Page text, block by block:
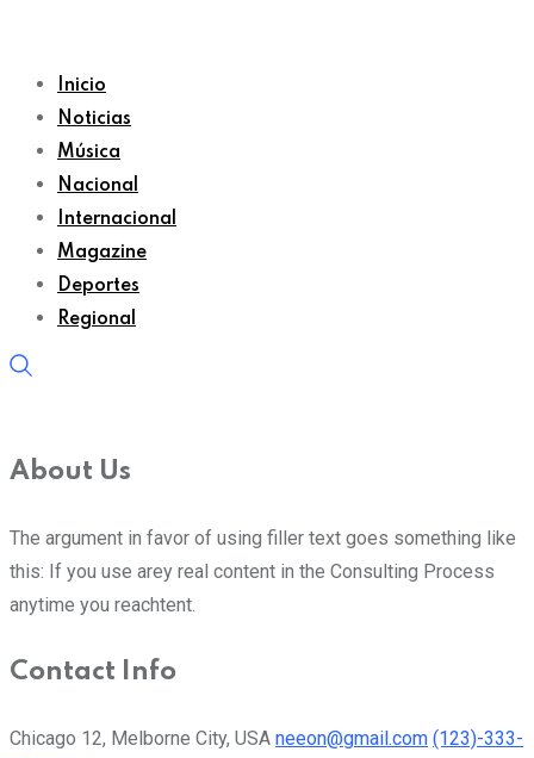
Inicio
Noticias
Música
Nacional
Internacional
Magazine
Deportes
Regional
About Us
The argument in favor of using filler text goes something like
this: If you use arey real content in the Consulting Process
anytime you reachtent.
Contact Info
Chicago 12, Melborne City, USA neeon@gmail.com (123)-333-